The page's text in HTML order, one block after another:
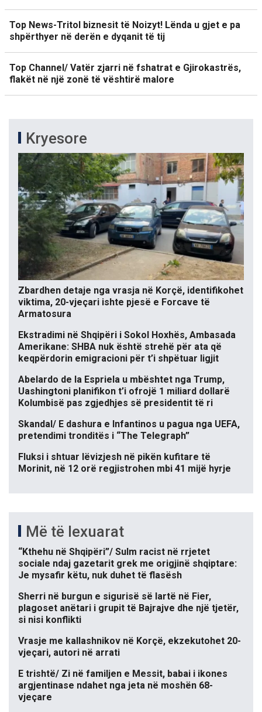
Top News-Tritol biznesit të Noizyt! Lënda u gjet e pa
shpërthyer në derën e dyqanit të tij
Top Channel/ Vatër zjarri në fshatrat e Gjirokastrës,
flakët në një zonë të vështirë malore
Kryesore
Zbardhen detaje nga vrasja në Korçë, identifikohet
viktima, 20-vjeçari ishte pjesë e Forcave të
Armatosura
Ekstradimi në Shqipëri i Sokol Hoxhës, Ambasada
Amerikane: SHBA nuk është strehë për ata që
keqpërdorin emigracioni për t’i shpëtuar ligjit
Abelardo de la Espriela u mbështet nga Trump,
Uashingtoni planifikon t’i ofrojë 1 miliard dollarë
Kolumbisë pas zgjedhjes së presidentit të ri
Skandal/ E dashura e Infantinos u pagua nga UEFA,
pretendimi tronditës i “The Telegraph”
Fluksi i shtuar lëvizjesh në pikën kufitare të
Morinit, në 12 orë regjistrohen mbi 41 mijë hyrje
Më të lexuarat
“Kthehu në Shqipëri”/ Sulm racist në rrjetet
sociale ndaj gazetarit grek me origjinë shqiptare:
Je mysafir këtu, nuk duhet të flasësh
Sherri në burgun e sigurisë së lartë në Fier,
plagoset anëtari i grupit të Bajrajve dhe një tjetër,
si nisi konflikti
Vrasje me kallashnikov në Korçë, ekzekutohet 20-
vjeçari, autori në arrati
E trishtë/ Zi në familjen e Messit, babai i ikones
argjentinase ndahet nga jeta në moshën 68-
vjeçare